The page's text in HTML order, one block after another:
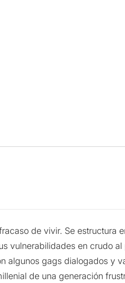
de vivir. Se estructura
vulnerabilidades en crudo
algunos gags dialogados y
de una generación